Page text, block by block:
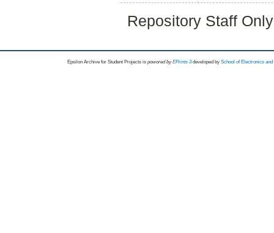
Repository Staff
Epsilon Archive for Student Projects is powored byEPrints 3 developed by School of Electronics